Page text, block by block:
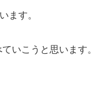
ます。
いこうと思います。